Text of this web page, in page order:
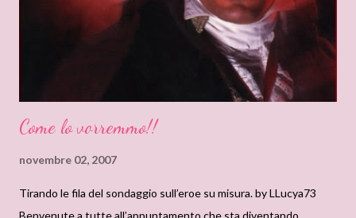
football, feste di addio al celibato, tradimenti, sbronze,
Come lo vorremmo!!
novembre 02, 2007
Tirando le fila del sondaggio sull’eroe su misura. by LLucya73
Benvenute a tutte all’appuntamento che sta diventando,